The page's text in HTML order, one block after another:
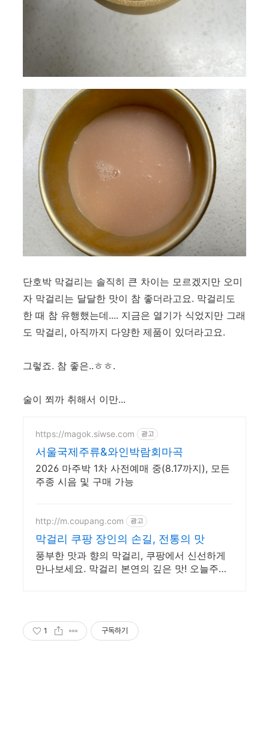
단호박 막걸리는 솔직히 큰 차이는 모르겠지만 오미
자 막걸리는 달달한 맛이 참 좋더라고요. 막걸리도
한 때 참 유행했는데.... 지금은 열기가 식었지만 그래
도 막걸리, 아직까지 다양한 제품이 있더라고요.
그렇죠. 참 좋은..ㅎㅎ.
술이 쬐까 취해서 이만...
https://magok.siwse.com 광고
서울국제주류&와인박람회마곡
2026 마주박 1차 사전예매 중(8.17까지), 모든
주종 시음 및 구매 가능
http://m.coupang.com 광고
막걸리 쿠팡 장인의 손길, 전통의 맛
풍부한 맛과 향의 막걸리, 쿠팡에서 신선하게
만나보세요. 막걸리 본연의 깊은 맛! 오늘주문
1 구독하기